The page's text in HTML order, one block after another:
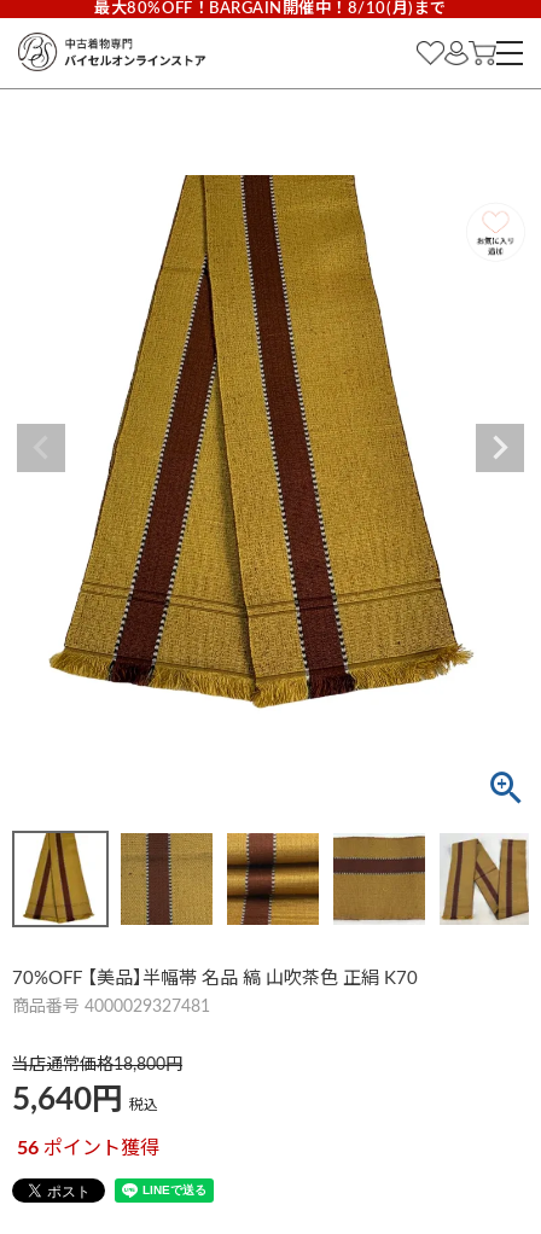
最大80%OFF！BARGAIN開催中！8/10(月)まで
70%OFF 【美品】半幅帯 名品 縞 山吹茶色 正絹 K70
商品番号 4000029327481
当店通常価格18,800
5,640 税込
56 ポイント獲得